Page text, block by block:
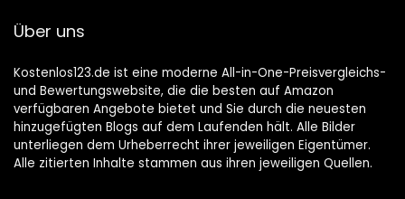
Über uns
Kostenlos123.de ist eine moderne All-in-One-Preisvergleichs-
und Bewertungswebsite, die die besten auf Amazon
verfügbaren Angebote bietet und Sie durch die neuesten
hinzugefügten Blogs auf dem Laufenden hält. Alle Bilder
unterliegen dem Urheberrecht ihrer jeweiligen Eigentümer.
Alle zitierten Inhalte stammen aus ihren jeweiligen Quellen.